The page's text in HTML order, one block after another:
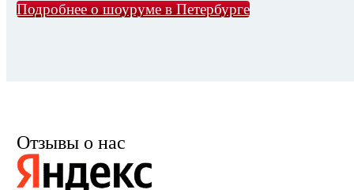
Подробнее о шоуруме в Петербурге
Отзывы о нас